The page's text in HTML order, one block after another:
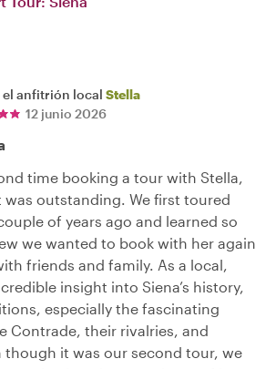
el anfitrión local Stella
12 junio 2026
time booking a tour with Stella,
was outstanding. We first toured
of years ago and learned so
we wanted to book with her again
friends and family. As a local,
insight into Siena’s history,
especially the fascinating
Contrade, their rivalries, and
though it was our second tour, we